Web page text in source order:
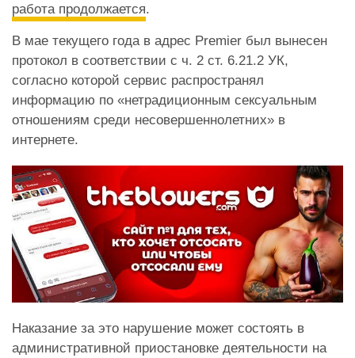
работа продолжается.
В мае текущего года в адрес Premier был вынесен
протокол в соответствии с ч. 2 ст. 6.21.2 УК,
согласно которой сервис распространял
информацию по «нетрадиционным сексуальным
отношениям среди несовершеннолетних» в
интернете.
Наказание за это нарушение может состоять в
административной приостановке деятельности на